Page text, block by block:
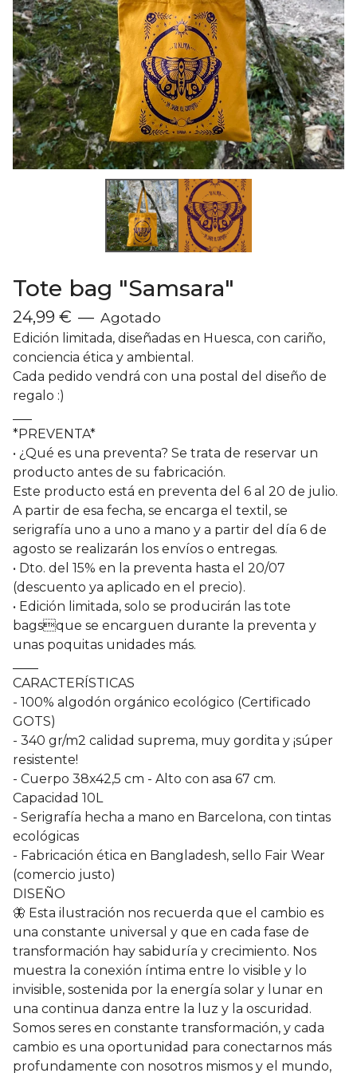
Tote bag "Samsara"
24,99 € — Agotado
Edición limitada, diseñadas en Huesca, con cariño,
conciencia ética y ambiental.
Cada pedido vendrá con una postal del diseño de
regalo :)
*PREVENTA*
• ¿Qué es una preventa? Se trata de reservar un
producto antes de su fabricación.
Este producto está en preventa del 6 al 20 de julio.
A partir de esa fecha, se encarga el textil, se
serigrafía uno a uno a mano y a partir del día 6 de
agosto se realizarán los envíos o entregas.
• Dto. del 15% en la preventa hasta el 20/07
(descuento ya aplicado en el precio).
• Edición limitada, solo se producirán las tote
bagsque se encarguen durante la preventa y
unas poquitas unidades más.
CARACTERÍSTICAS
- 100% algodón orgánico ecológico (Certificado
GOTS)
- 340 gr/m2 calidad suprema, muy gordita y ¡súper
resistente!
- Cuerpo 38x42,5 cm - Alto con asa 67 cm.
Capacidad 10L
- Serigrafía hecha a mano en Barcelona, con tintas
ecológicas
- Fabricación ética en Bangladesh, sello Fair Wear
(comercio justo)
DISEÑO
🦋 Esta ilustración nos recuerda que el cambio es
una constante universal y que en cada fase de
transformación hay sabiduría y crecimiento. Nos
muestra la conexión íntima entre lo visible y lo
invisible, sostenida por la energía solar y lunar en
una continua danza entre la luz y la oscuridad.
Somos seres en constante transformación, y cada
cambio es una oportunidad para conectarnos más
profundamente con nosotros mismos y el mundo,